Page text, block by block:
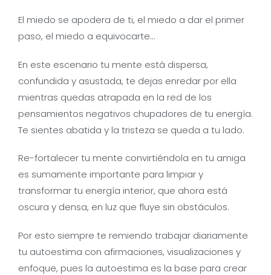
El miedo se apodera de ti, el miedo a dar el primer
paso, el miedo a equivocarte…
En este escenario tu mente está dispersa,
confundida y asustada, te dejas enredar por ella
mientras quedas atrapada en la red de los
pensamientos negativos chupadores de tu energía.
Te sientes abatida y la tristeza se queda a tu lado.
Re-fortalecer tu mente convirtiéndola en tu amiga
es sumamente importante para limpiar y
transformar tu energía interior, que ahora está
oscura y densa, en luz que fluye sin obstáculos.
Por esto siempre te remiendo trabajar diariamente
tu autoestima con afirmaciones, visualizaciones y
enfoque, pues la autoestima es la base para crear